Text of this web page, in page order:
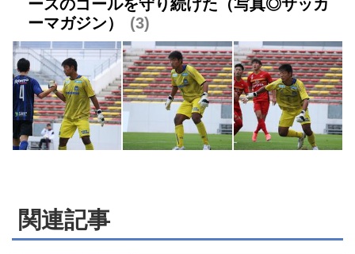
ースのゴールを守り続けた（写真◎サッカ
ーマガジン）
3
関連記事